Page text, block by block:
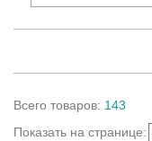
Всего товаров: 143
Показать на странице: